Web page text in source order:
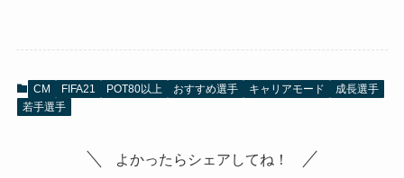
CM FIFA21 POT80以上 おすすめ選手 キャリアモード
成長選手
若手選手
よかったらシェアしてね！